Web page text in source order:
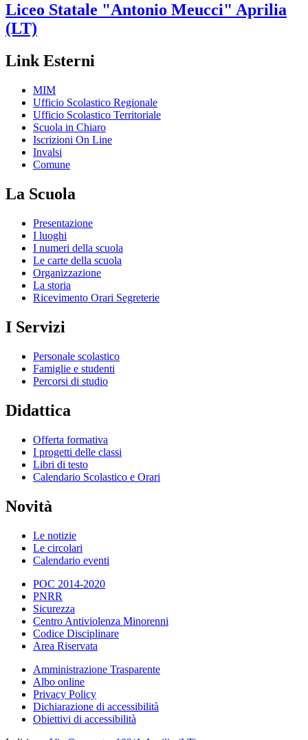
Liceo Statale "Antonio Meucci" Aprilia
(LT)
Link Esterni
MIM
Ufficio Scolastico Regionale
Ufficio Scolastico Territoriale
Scuola in Chiaro
Iscrizioni On Line
Invalsi
Comune
La Scuola
Presentazione
I luoghi
I numeri della scuola
Le carte della scuola
Organizzazione
La storia
Ricevimento Orari Segreterie
I Servizi
Personale scolastico
Famiglie e studenti
Percorsi di studio
Didattica
Offerta formativa
I progetti delle classi
Libri di testo
Calendario Scolastico e Orari
Novità
Le notizie
Le circolari
Calendario eventi
POC 2014-2020
PNRR
Sicurezza
Centro Antiviolenza Minorenni
Codice Disciplinare
Area Riservata
Amministrazione Trasparente
Albo online
Privacy Policy
Dichiarazione di accessibilità
Obiettivi di accessibilità